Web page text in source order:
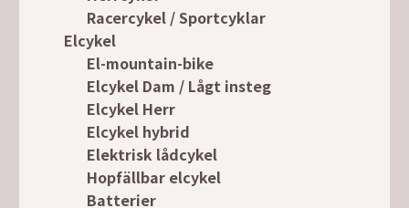
Racercykel / Sportcyklar
Elcykel
El-mountain-bike
Elcykel Dam / Lågt insteg
Elcykel Herr
Elcykel hybrid
Elektrisk lådcykel
Hopfällbar elcykel
Batterier